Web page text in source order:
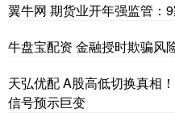
翼牛网 期货业开年强监管：
牛盘宝配资 金融授时欺骗风
天弘优配 A股高低切换真相
信号预示巨变